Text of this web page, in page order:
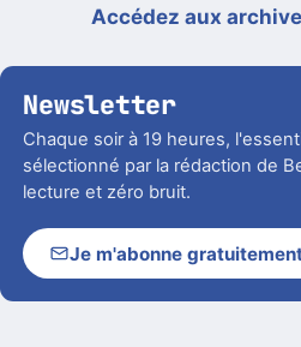
Accédez aux
Newsletter
Chaque soir à 19 heures,
sélectionné par la rédaction de
lecture et zéro bruit.
Je m'abonne